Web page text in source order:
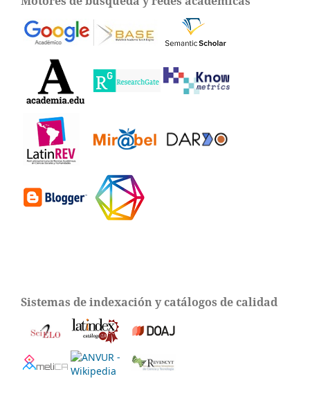
Sistemas de indexación y catálogos de calidad